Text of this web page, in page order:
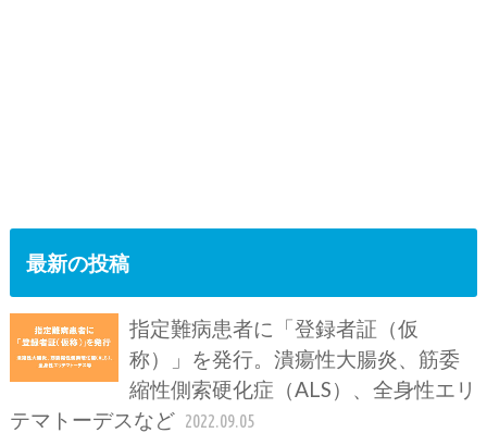
最新の投稿
指定難病患者に「登録者証（仮
称）」を発行。潰瘍性大腸炎、筋委
縮性側索硬化症（ALS）、全身性エリ
テマトーデスなど 2022.09.05